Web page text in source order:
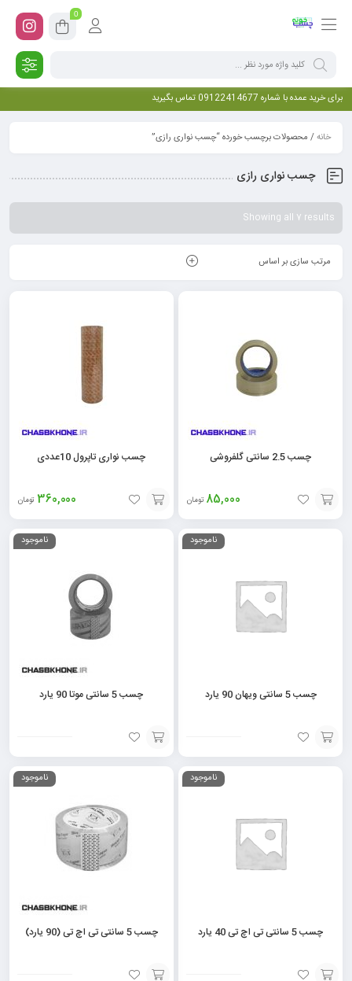
0
برای خرید عمده با شماره 09122414677 تماس بگیرید
خانه/ محصولات برچسب خورده “چسب نواری رازی”
چسب نواری رازی
Showing all 7 results
مرتب سازی بر اساس
چسب 2.5 سانتی گلفروشی
85,000 تومان
افزودن
چسب نواری تاپرول 10عددی
360,000 تومان
افزودن
ناموجود
چسب 5 سانتی ویهان 90 یارد
افزودن
ناموجود
چسب 5 سانتی موتا 90 یارد
افزودن
ناموجود
چسب 5 سانتی تی اچ تی 40 یارد
ناموجود
چسب 5 سانتی تی اچ تی (90 یارد)